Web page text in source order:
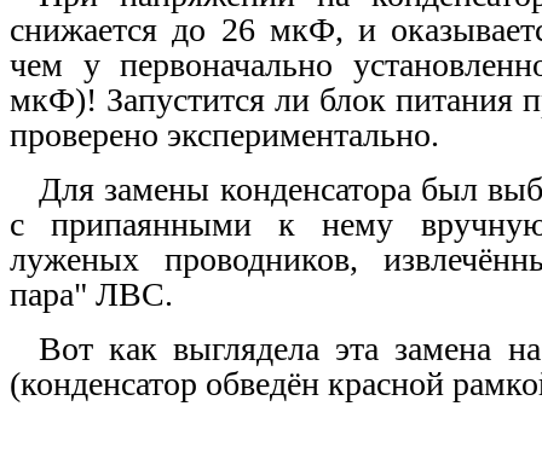
снижается до 26 мкФ, и
чем у первоначально
мкФ)! Запустится ли блок питания
проверено экспериментально.
Для замены конденсатора был
с припаянными к нему
луженых проводников,
пара" ЛВС.
Вот как выглядела эта замена
(конденсатор обведён красной